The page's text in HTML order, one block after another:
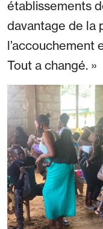
établissements
davantage de la
l’accouchement
Tout a changé. »